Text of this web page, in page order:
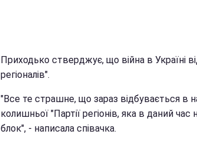
Приходько стверджує, що війна в Україні
регіоналів".
"Все те страшне, що зараз відбувається в
колишньої "Партії регіонів, яка в даний
блок", - написала співачка.